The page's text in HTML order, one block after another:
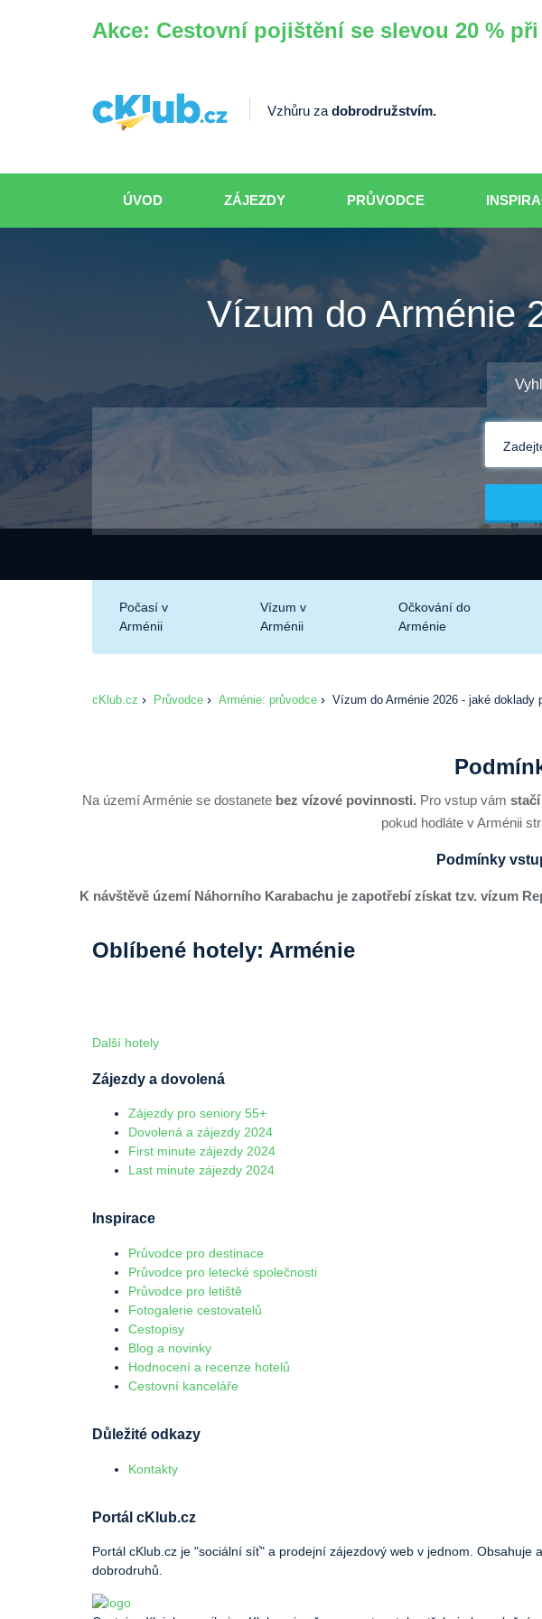
Akce: Cestovní pojištění se slevou 20 %
Vzhůru zadobrodružstvím.
ÚVOD ZÁJEZDY PRŮVODCE
Vízum do Arménie
Počasí v
Arménii
Vízum v
Arménii
Očkování do
Arménie
cKlub.cz Průvodce Arménie: průvodce Vízum do Arménie 2026 - jaké doklady
Na území Arménie se dostanete bez vízové povinnosti. Pro vstup vám
pokud hodláte v Arménii
Podmínky
K návštěvě území Náhorního Karabachu je zapotřebí získat tzv. vízum
Oblíbené hotely: Arménie
Další hotely
Zájezdy a dovolená
Zájezdy pro seniory 55+
Dovolená a zájezdy 2024
First minute zájezdy 2024
Last minute zájezdy 2024
Inspirace
Průvodce pro destinace
Průvodce pro letecké společnosti
Průvodce pro letiště
Fotogalerie cestovatelů
Cestopisy
Blog a novinky
Hodnocení a recenze hotelů
Cestovní kanceláře
Důležité odkazy
Kontakty
Portál cKlub.cz
Portál cKlub.cz je "sociální síť" a prodejní zájezdový web v jednom.
dobrodruhů.